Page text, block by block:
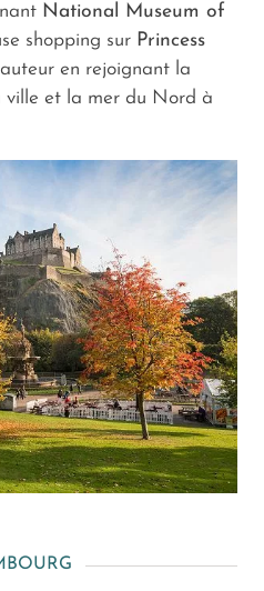
National Museum of
shopping sur Princess
en rejoignant la
ville et la mer du Nord à